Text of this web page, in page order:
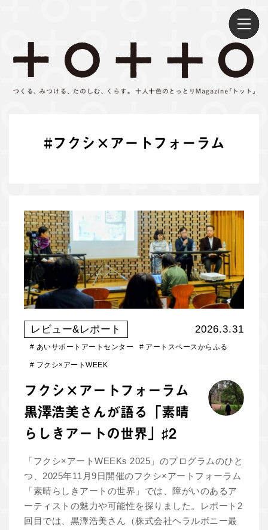
#フクシ×アートフォーラム
レビュー&レポート
# あいサポートアートセンター # アートスペースからふる
# フクシ×アートWEEK
2026.3.31
フクシ×アートフォーラム
黒澤浩美さんが語る「素晴
らしきアートの世界」♯2
「フクシ×アートWEEKs 2025」のプログラムのひと
つ、2025年11月9日開催のフクシ×アートフォーラム
「素晴らしきアートの世界」では、障がいのあるア
ーティストの魅力や可能性を探りました。レポート2
回目では、黒澤浩美さん（株式会社ヘラルボニー最